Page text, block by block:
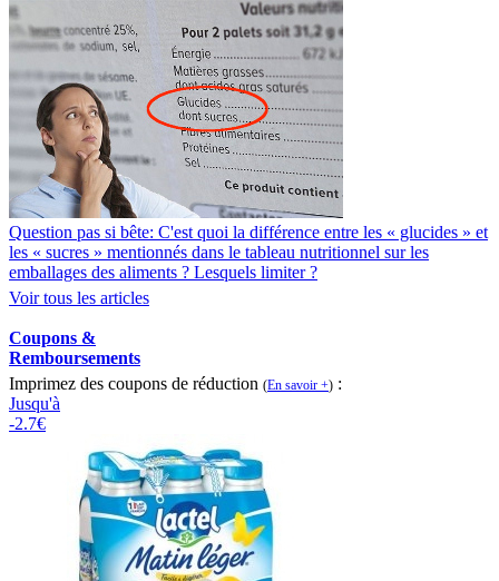
Question pas si bête: C'est quoi la différence entre les « glucides » et
les « sucres » mentionnés dans le tableau nutritionnel sur les
emballages des aliments ? Lesquels limiter ?
Voir tous les articles
Coupons &
Remboursements
Imprimez des coupons de réduction (En savoir +) :
Jusqu'à
-2.7€